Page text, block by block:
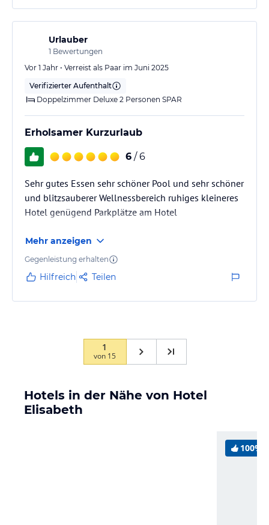
Urlauber
1 Bewertungen
Vor 1 Jahr • Verreist als Paar im Juni 2025
Verifizierter Aufenthalt
Doppelzimmer Deluxe 2 Personen SPAR
Erholsamer Kurzurlaub
6 / 6
Sehr gutes Essen sehr schöner Pool und sehr schöner
und blitzsauberer Wellnessbereich ruhiges kleineres
Hotel genügend Parkplätze am Hotel
Mehr anzeigen
Gegenleistung erhalten
Hilfreich Teilen
1
von 15
Hotels in der Nähe von Hotel
Elisabeth
100%